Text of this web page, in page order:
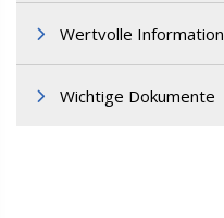
Wertvolle Information
Wichtige Dokumente